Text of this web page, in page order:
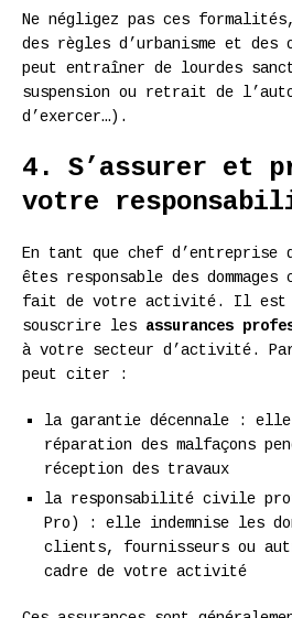
Ne négligez pas ces
des règles d’urbanisme et
peut entraîner de lourdes
suspension ou retrait de
d’exercer…).
4. S’assurer et
votre
En tant que chef d’entreprise
êtes responsable des
fait de votre activité. Il est
souscrire les assurances
à votre secteur d’activité.
peut citer :
la garantie décennale :
réparation des malfaçons
réception des travaux
la responsabilité civile
Pro) : elle indemnise les
clients, fournisseurs ou
cadre de votre activité